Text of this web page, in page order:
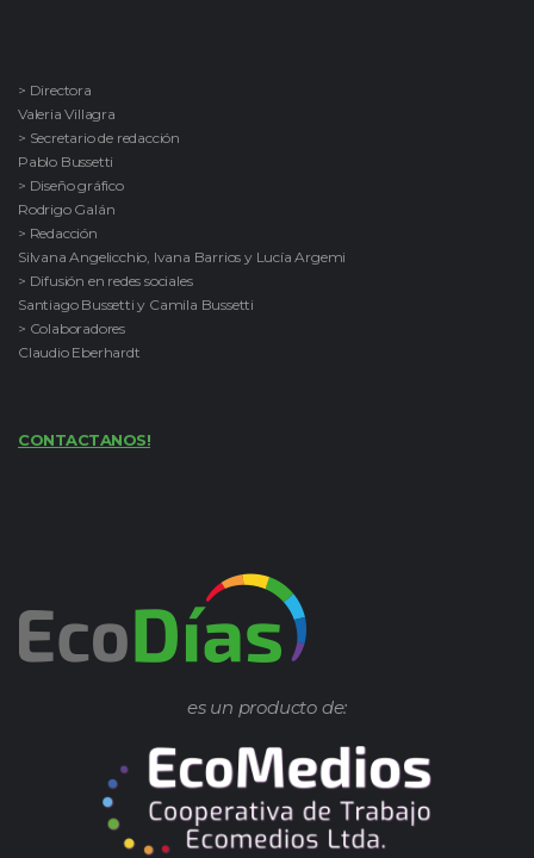
> Directora
Valeria Villagra
> Secretario de redacción
Pablo Bussetti
> Diseño gráfico
Rodrigo Galán
> Redacción
Silvana Angelicchio, Ivana Barrios y Lucía Argemi
> Difusión en redes sociales
Santiago Bussetti y Camila Bussetti
> Colaboradores
Claudio Eberhardt
CONTACTANOS!
es un producto de: